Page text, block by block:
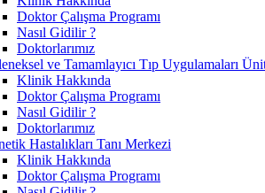
Doktor Çalışma Programı
Nasıl Gidilir ?
Doktorlarımız
ve Tamamlayıcı Tıp Uygulamaları
Klinik Hakkında
Doktor Çalışma Programı
Nasıl Gidilir ?
Doktorlarımız
Hastalıkları Tanı Merkezi
Klinik Hakkında
Doktor Çalışma Programı